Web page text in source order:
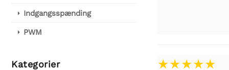
Indgangsspænding
PWM
Kategorier